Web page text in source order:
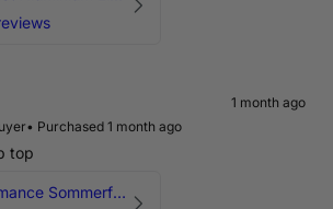
1 month ago
• Purchased 1 month ago
top
HPerformance Sommerfest 2026